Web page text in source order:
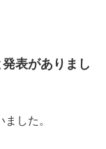
発表がありまし
した。